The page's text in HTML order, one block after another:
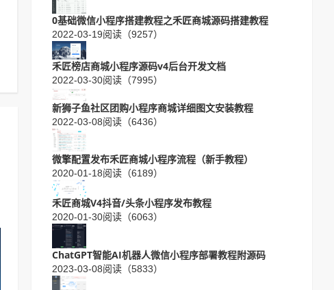
0基础微信小程序搭建教程之禾匠商城源码搭建教程
2022-03-19阅读（9257）
禾匠榜店商城小程序源码v4后台开发文档
2022-03-30阅读（7995）
新狮子鱼社区团购小程序商城详细图文安装教程
2022-03-08阅读（6436）
微擎配置发布禾匠商城小程序流程（新手教程）
2020-01-18阅读（6189）
禾匠商城V4抖音/头条小程序发布教程
2020-01-30阅读（6063）
ChatGPT智能AI机器人微信小程序部署教程附源码
2023-03-08阅读（5833）